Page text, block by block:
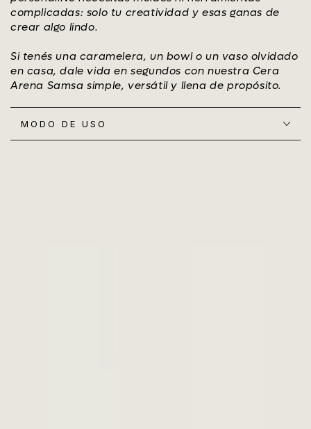
complicadas: solo tu creatividad y esas ganas de
crear algo lindo.
Si tenés una caramelera, un bowl o un vaso olvidado
en casa, dale vida en segundos con nuestra Cera
Arena Samsa simple, versátil y llena de propósito.
MODO DE USO